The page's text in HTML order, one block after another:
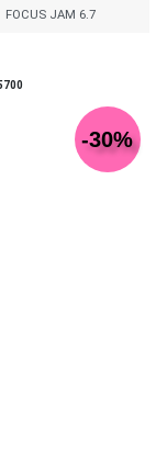
FOCUS JAM 6.7
-30%